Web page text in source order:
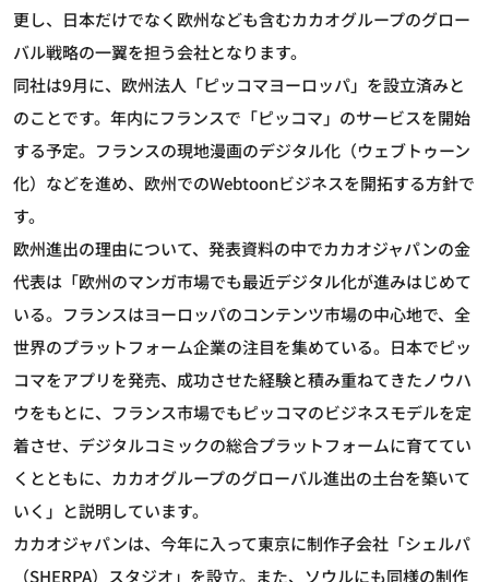
更し、日本だけでなく欧州なども含むカカオグループのグロー
バル戦略の一翼を担う会社となります。
同社は9月に、欧州法人「ピッコマヨーロッパ」を設立済みと
のことです。年内にフランスで「ピッコマ」のサービスを開始
する予定。フランスの現地漫画のデジタル化（ウェブトゥーン
化）などを進め、欧州でのWebtoonビジネスを開拓する方針で
す。
欧州進出の理由について、発表資料の中でカカオジャパンの金
代表は「欧州のマンガ市場でも最近デジタル化が進みはじめて
いる。フランスはヨーロッパのコンテンツ市場の中心地で、全
世界のプラットフォーム企業の注目を集めている。日本でピッ
コマをアプリを発売、成功させた経験と積み重ねてきたノウハ
ウをもとに、フランス市場でもピッコマのビジネスモデルを定
着させ、デジタルコミックの総合プラットフォームに育ててい
くとともに、カカオグループのグローバル進出の土台を築いて
いく」と説明しています。
カカオジャパンは、今年に入って東京に制作子会社「シェルパ
（SHERPA）スタジオ」を設立。また、ソウルにも同様の制作